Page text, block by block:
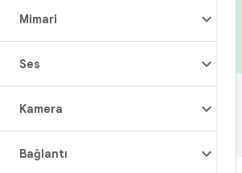
Mimari
Ses
Kamera
Bağlantı